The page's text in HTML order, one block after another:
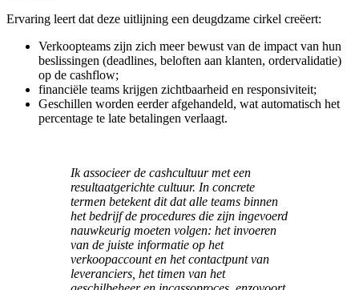
Ervaring leert dat deze uitlijning een deugdzame cirkel creëert:
Verkoopteams zijn zich meer bewust van de impact van hun
beslissingen (deadlines, beloften aan klanten, ordervalidatie)
op de cashflow;
financiële teams krijgen zichtbaarheid en responsiviteit;
Geschillen worden eerder afgehandeld, wat automatisch het
percentage te late betalingen verlaagt.
Ik associeer de cashcultuur met een
resultaatgerichte cultuur. In concrete
termen betekent dit dat alle teams binnen
het bedrijf de procedures die zijn ingevoerd
nauwkeurig moeten volgen: het invoeren
van de juiste informatie op het
verkoopaccount en het contactpunt van
leveranciers, het timen van het